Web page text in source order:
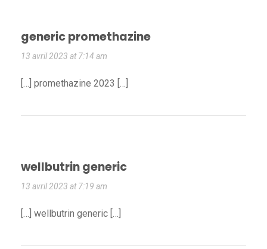
generic promethazine
13 avril 2023 at 7:14 am
[…] promethazine 2023 […]
wellbutrin generic
13 avril 2023 at 7:19 am
[…] wellbutrin generic […]